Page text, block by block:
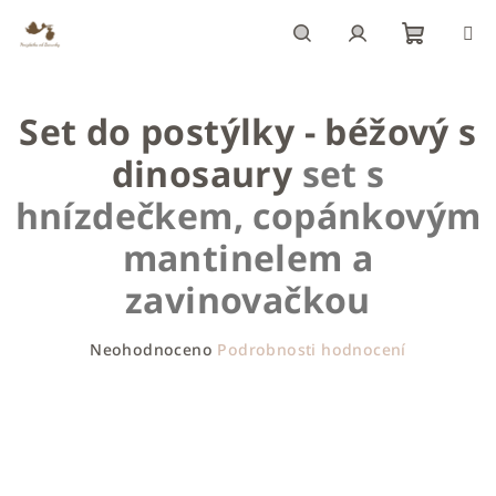
obsah
košík
Set do postýlky - béžový s
dinosaury set s
hnízdečkem, copánkovým
mantinelem a
zavinovačkou
Neohodnoceno Podrobnosti hodnocení